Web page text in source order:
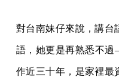
對台南妹仔來說，講台
語，她更是再熟悉不
作近三十年，是家裡最